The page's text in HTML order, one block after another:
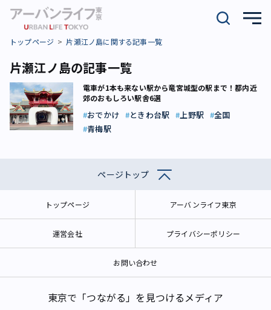
トップページ 片瀬江ノ島に関する記事一覧
片瀬江ノ島の記事一覧
電車が1本も来ない駅から竜宮城型の駅まで！都内近
郊のおもしろい駅舎6選
おでかけ ときわ台駅 上野駅
全国
青梅駅
ページトップ
トップページ アーバンライフ東京
運営会社 プライバシーポリシー
お問い合わせ
東京で「つながる」を見つけるメディア